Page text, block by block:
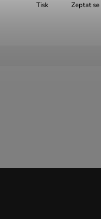
Tisk Zeptat se